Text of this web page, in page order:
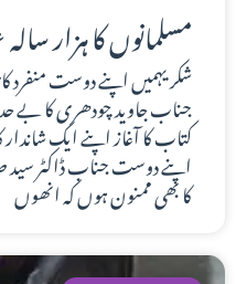
مسلمانوں کا ہزار
شکریہمیں اپنے دوست منفرد
جناب جاوید چودھری کا بے
کتاب کا آغاز اپنے ایک
اپنے دوست جناب ڈاکٹر
کا بھی ممنون ہوں کہ انھوں